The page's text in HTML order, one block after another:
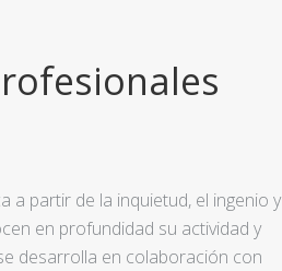
a partir de la inquietud, el ingenio y
en profundidad su actividad y
desarrolla en colaboración con